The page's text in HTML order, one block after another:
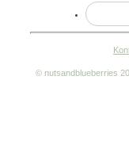
© nutsandblueberries